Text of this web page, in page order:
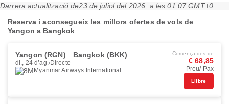
Darrera actualització de23 de juliol del 2026, a les 01:07 GMT+0
Reserva i aconsegueix les millors ofertes de vols de
Yangon a Bangkok
Yangon (RGN) Bangkok (BKK)
dl., 24 d’ag. Directe
Myanmar Airways International
Comença des de
€ 68,85
Preu/ Pax
Llibre